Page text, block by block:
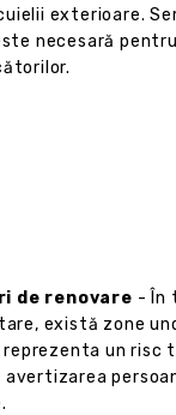
exterioare.
necesară
de renovare - În
există zone
un risc